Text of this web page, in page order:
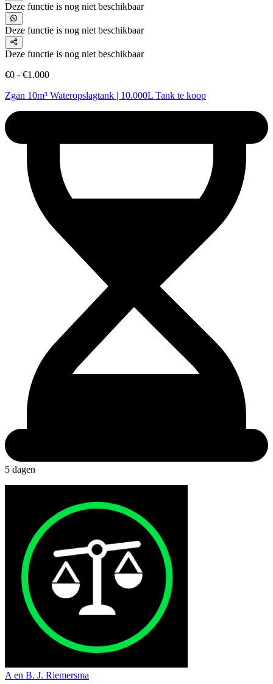
Deze functie is nog niet beschikbaar
Deze functie is nog niet beschikbaar
Deze functie is nog niet beschikbaar
€0 - €1.000
Zgan 10m³ Wateropslagtank | 10.000L Tank te koop
5 dagen
A en B. J. Riemersma